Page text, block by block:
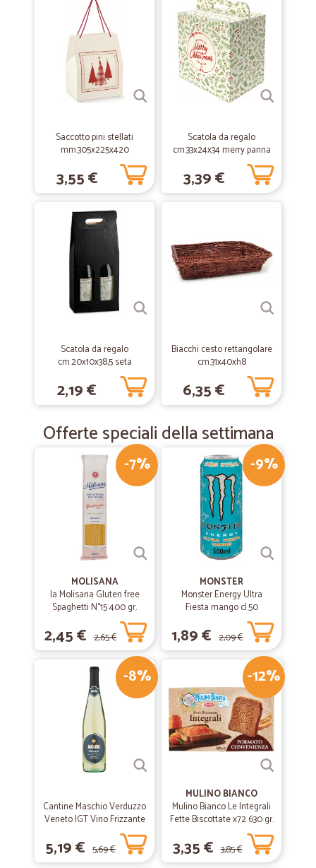
spesa a casa. Seri e precisi sotto tutti i punti di vista. Complimenti!
03/04/2020
—Marzio S.
Ottimo servizio sia nei prodotti che…
Ottimo servizio sia nei prodotti che nella consegna . Consiglio di
27/06/2019
Antonio O.
servizio
10/06/2019
Paolo F.
Quasi tutto ok
Velocissimi e con prodotti…
Velocissimi e con prodotti eccezionali!!!
Saccotto pini stellati
mm.305x225x420
3,55 €
Scatola da regalo
cm.33x24x34 merry panna
3,39 €
Scatola da regalo
cm.20x10x38,5 seta
2,19 €
Biacchi cesto rettangolare
cm.31x40xh8
6,35 €
Offerte speciali della settimana
-7%
MOLISANA
la Molisana Gluten free
Spaghetti N°15 400 gr.
2,45 € 2,65 €
-9%
MONSTER
Monster Energy Ultra
Fiesta mango cl.50
1,89 € 2,09 €
-8%
Cantine Maschio Verduzzo
Veneto IGT Vino Frizzante
5,19 € 5,69 €
-12%
MULINO BIANCO
Mulino Bianco Le Integrali
Fette Biscottate x72 630 gr.
3,35 € 3,85 €